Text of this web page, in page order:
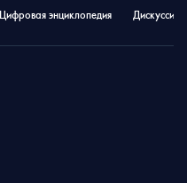
Цифровая энциклопедия